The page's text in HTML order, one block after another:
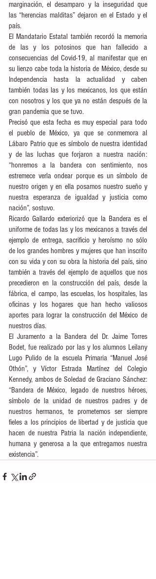
marginación, el desamparo y la inseguridad que
las “herencias malditas” dejaron en el Estado y el
país.
El Mandatario Estatal también recordó la memoria
de las y los potosinos que han fallecido a
consecuencias del Covid-19, al manifestar que en
su lienzo cabe toda la historia de México, desde su
Independencia hasta la actualidad y caben
también todas las y los mexicanos, los que están
con nosotros y los que ya no están después de la
gran pandemia que se tuvo.
Precisó que esta fecha es muy especial para todo
el pueblo de México, ya que se conmemora al
Lábaro Patrio que es símbolo de nuestra identidad
y de las luchas que forjaron a nuestra nación:
“honremos a la bandera con sentimiento, nos
estremece verla ondear porque es un símbolo de
nuestro origen y en ella posamos nuestro sueño y
nuestra esperanza de igualdad y justicia como
nación”, sostuvo.
Ricardo Gallardo exteriorizó que la Bandera es el
uniforme de todas las y los mexicanos a través del
ejemplo de entrega, sacrificio y heroísmo no sólo
de los grandes hombres y mujeres que han inscrito
con su vida y con su obra la historia del país, sino
también a través del ejemplo de aquellos que nos
precedieron en la construcción del país, desde la
fábrica, el campo, las escuelas, los hospitales, las
oficinas y los hogares que han hecho valiosos
aportes para lograr la construcción del México de
nuestros días.
El Juramento a la Bandera del Dr. Jaime Torres
Bodet, fue realizado por las y los alumnos Leilany
Lugo Pulido de la escuela Primaria “Manuel José
Othón”, y Víctor Estrada Martínez del Colegio
Kennedy, ambos de Soledad de Graciano Sánchez:
“Bandera de México, legado de nuestros héroes,
símbolo de la unidad de nuestros padres y de
nuestros hermanos, te prometemos ser siempre
fieles a los principios de libertad y de justicia que
hacen de nuestra Patria la nación independiente,
humana y generosa a la que entregamos nuestra
existencia”.